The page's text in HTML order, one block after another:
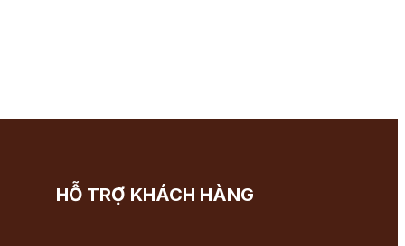
HỖ TRỢ KHÁCH HÀNG